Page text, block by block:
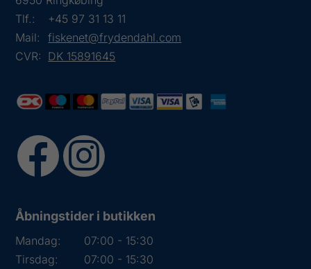
Tlf.:
+45 97 31 13 11
Mail:
fiskenet@frydendahl.com
CVR: DK 15891645
Åbningstider i butikken
Mandag:
07:00 - 15:30
Tirsdag:
07:00 - 15:30